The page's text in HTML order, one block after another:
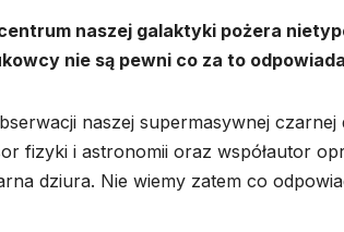
naszej galaktyki pożera
nie są pewni co za to
naszej supermasywnej
fizyki i astronomii oraz współautor
dziura. Nie wiemy zatem co